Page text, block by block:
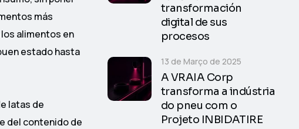
más
alimentos en
estado hasta
latas de
del contenido de
transformación
digital de sus
procesos
A VRAIA Corp
transforma a indústria
do pneu com o
Projeto INBIDATIRE
13 de Março de 2025